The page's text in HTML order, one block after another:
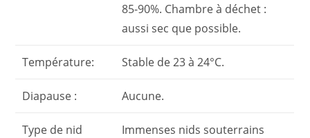
85-90%. Chambre à déchet :
aussi sec que possible.
Température: Stable de 23 à 24°C.
Diapause : Aucune.
Type de nid
Immenses nids souterrains